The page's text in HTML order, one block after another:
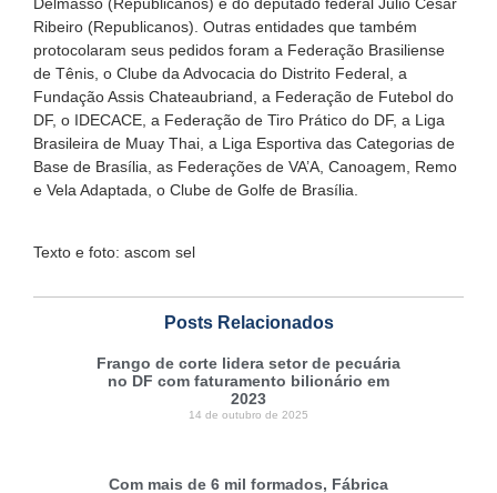
Ribeiro (Republicanos). Outras entidades que também
protocolaram seus pedidos foram a Federação Brasiliense
de Tênis, o Clube da Advocacia do Distrito Federal, a
Fundação Assis Chateaubriand, a Federação de Futebol do
DF, o IDECACE, a Federação de Tiro Prático do DF, a Liga
Brasileira de Muay Thai, a Liga Esportiva das Categorias de
Base de Brasília, as Federações de VA’A, Canoagem, Remo
e Vela Adaptada, o Clube de Golfe de Brasília.
Texto e foto: ascom sel
Posts Relacionados
Frango de corte lidera setor de pecuária
no DF com faturamento bilionário em
2023
14 de outubro de 2025
Com mais de 6 mil formados, Fábrica